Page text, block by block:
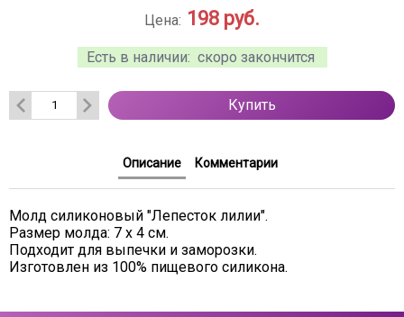
Есть в наличии: скоро закончится
Цена: 198 руб.
Купить
Описание Комментарии
Молд силиконовый "Лепесток лилии".
Размер молда: 7 х 4 см.
Подходит для выпечки и заморозки.
Изготовлен из 100% пищевого силикона.